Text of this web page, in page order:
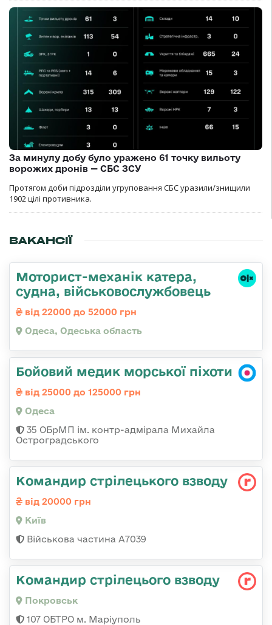
За минулу добу було уражено 61 точку вильоту
ворожих дронів — СБС ЗСУ
Протягом доби підрозділи угруповання СБС уразили/знищили
1902 цілі противника.
ВАКАНСІЇ
Моторист-механік катера,
судна, військовослужбовець
від 22000 до 52000 грн
Одеса, Одеська область
Бойовий медик морської піхоти
від 25000 до 125000 грн
Одеса
35 ОБрМП ім. контр-адмірала Михайла
Остроградського
Командир стрілецького взводу
від 20000 грн
Київ
Військова частина А7039
Командир стрілецього взводу
Покровськ
107 ОБТРО м. Маріуполь